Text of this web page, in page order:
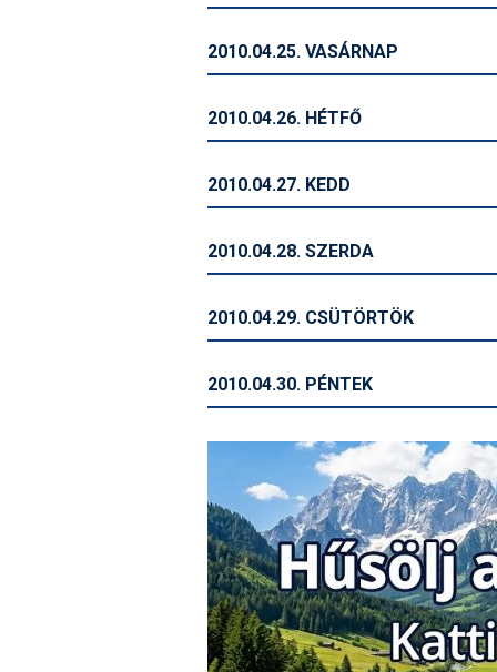
2010.04.25. VASÁRNAP
2010.04.26. HÉTFŐ
2010.04.27. KEDD
2010.04.28. SZERDA
2010.04.29. CSÜTÖRTÖK
2010.04.30. PÉNTEK